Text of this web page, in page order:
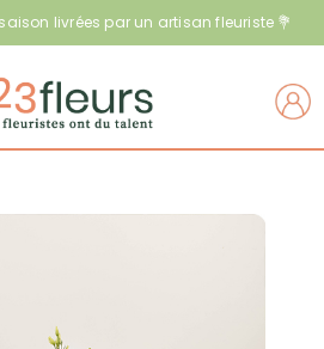
livrées par un artisan fleuriste 💐